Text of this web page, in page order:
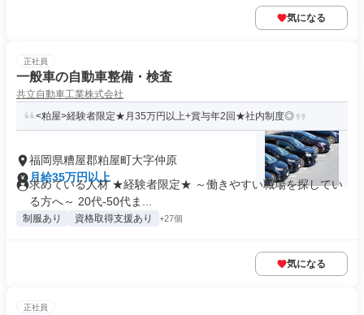
気になる
正社員
一般車の自動車整備・検査
共立自動車工業株式会社
<粕屋>経験者限定★月35万円以上+賞与年2回★社内制度◎
福岡県糟屋郡粕屋町大字仲原
月給35万円以上
求めている人材 ★経験者限定★ ～働きやすい職場を探してい
る方へ～ 20代-50代ま...
制服あり 資格取得支援あり +27個
気になる
正社員